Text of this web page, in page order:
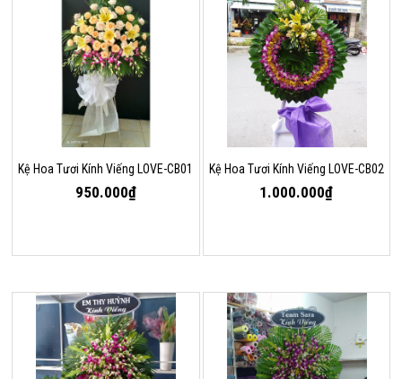
Kệ Hoa Tươi Kính Viếng LOVE-CB01
950.000₫
Kệ Hoa Tươi Kính Viếng LOVE-CB02
1.000.000₫